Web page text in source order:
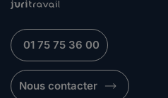
01 75 75 36 00
Nous contacter